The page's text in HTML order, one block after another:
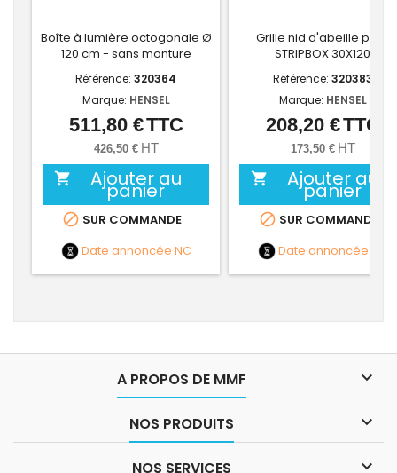
Boîte à lumière octogonale Ø
120 cm - sans monture
Référence: 320364
Marque: HENSEL
Prix
511,80 €TTC
426,50 € HT
 Ajouter au
panier
 SUR COMMANDE
Date annoncée NC
Grille nid d'abeille pour
STRIPBOX 30X120
Référence: 320383
Marque: HENSEL
Prix
208,20 €TTC
173,50 € HT
 Ajouter au
panier
 SUR COMMANDE
Date annoncée
A PROPOS DE MMF 
NOS PRODUITS 
NOS SERVICES 